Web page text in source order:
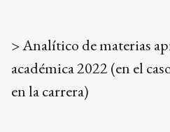
> Analítico de materias
académica 2022 (en el
en la carrera)